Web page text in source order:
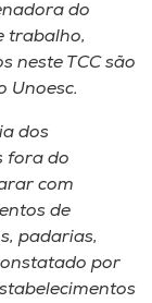
do
trabalho,
neste TCC são
Unoesc.
dos
fora do
com
de
padarias,
por